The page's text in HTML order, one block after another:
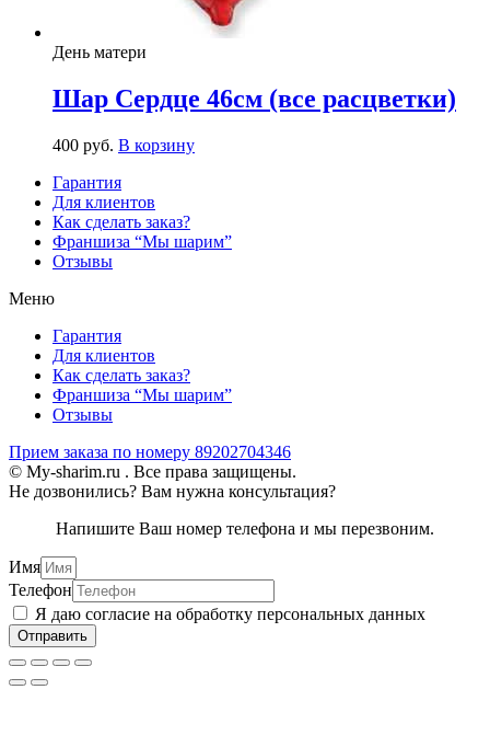
День матери
Шар Сердце 46см (все расцветки)
400 руб. В корзину
Гарантия
Для клиентов
Как сделать заказ?
Франшиза “Мы шарим”
Отзывы
Меню
Гарантия
Для клиентов
Как сделать заказ?
Франшиза “Мы шарим”
Отзывы
Прием заказа по номеру 89202704346
© My-sharim.ru . Все права защищены.
Не дозвонились? Вам нужна консультация?
Напишите Ваш номер телефона и мы перезвоним.
Имя
Телефон
Я даю согласие на обработку персональных данных
Отправить